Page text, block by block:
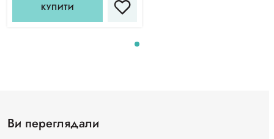
КУПИТИ
Ви переглядали